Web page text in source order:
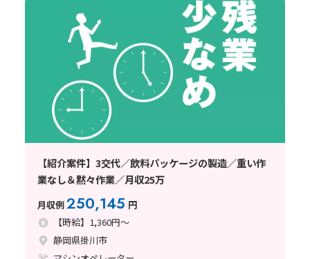
【紹介案件】3交代／飲料パッケージの製造／重い作
業なし＆黙々作業／月収25万
月収例250,145 円
【時給】1,360円～
静岡県掛川市